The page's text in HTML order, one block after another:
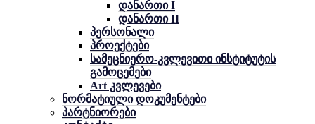
დანართი I
დანართი II
პერსონალი
პროექტები
სამეცნიერო-კვლევითი ინსტიტუტის
გამოცემები
Art კვლევები
ნორმატიული დოკუმენტები
პარტნიორები